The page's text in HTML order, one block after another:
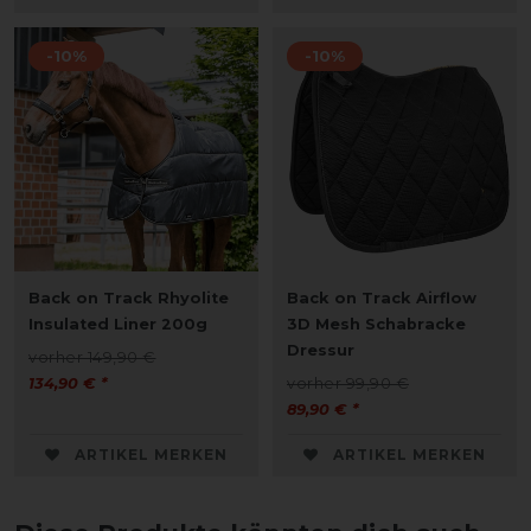
-10%
Back on Track Rhyolite
Insulated Liner 200g
vorher 149,90 €
134,90 € *
ARTIKEL MERKEN
-10%
Back on Track Airflow
3D Mesh Schabracke
Dressur
vorher 99,90 €
89,90 € *
ARTIKEL MERKEN